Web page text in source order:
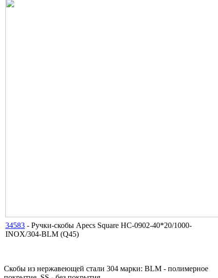
34583 - Ручки-скобы Apecs Square HC-0902-40*20/1000-
INOX/304-BLM (Q45)
Скобы из нержавеющей стали 304 марки: BLM - полимерное